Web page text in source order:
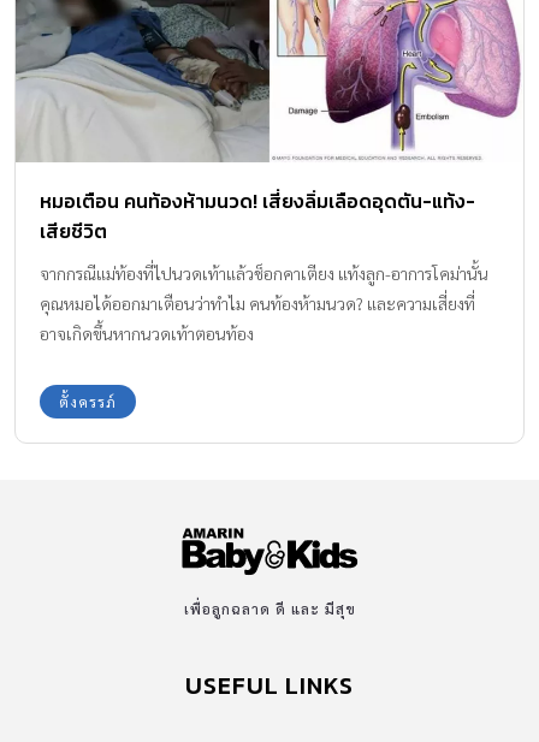
หมอเตือน คนท้องห้ามนวด! เสี่ยงลิ่มเลือดอุดตัน-แท้ง-
เสียชีวิต
จากกรณีแม่ท้องที่ไปนวดเท้าแล้วช็อกคาเตียง แท้งลูก-อาการโคม่านั้น
คุณหมอได้ออกมาเตือนว่าทำไม คนท้องห้ามนวด? และความเสี่ยงที่
อาจเกิดขึ้นหากนวดเท้าตอนท้อง
ตั้งครรภ์
เพื่อลูกฉลาด ดี และ มีสุข
USEFUL LINKS